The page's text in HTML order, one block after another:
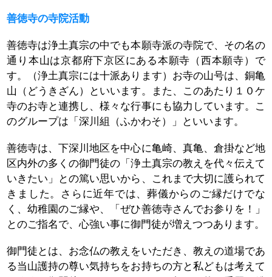
善徳寺の寺院活動
善徳寺は浄土真宗の中でも本願寺派の寺院で、その名の
通り本山は京都府下京区にある本願寺（西本願寺）で
す。（浄土真宗には十派あります） お寺の山号は、銅亀
山（どうきざん）といいます。また、このあたり１０ケ
寺のお寺と連携し、様々な行事にも協力しています。こ
のグループは「深川組（ふかわそ）」といいます。
善徳寺は、下深川地区を中心に亀崎、真亀、倉掛など地
区内外の多くの御門徒の「浄土真宗の教えを代々伝えて
いきたい」との篤い思いから、これまで大切に護られて
きました。
さらに近年では、葬儀からのご縁だけでな
く、幼稚園のご縁や、「ぜひ善徳寺さんでお参りを！」
とのご指名で、心強い事に御門徒が増えつつあります。
御門徒とは、お念仏の教えをいただき、教えの道場であ
る当山護持の尊い気持ちをお持ちの方と私どもは考えて